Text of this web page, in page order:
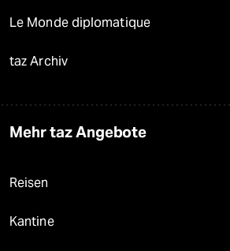
Le Monde diplomatique
taz Archiv
Mehr taz Angebote
Reisen
Kantine